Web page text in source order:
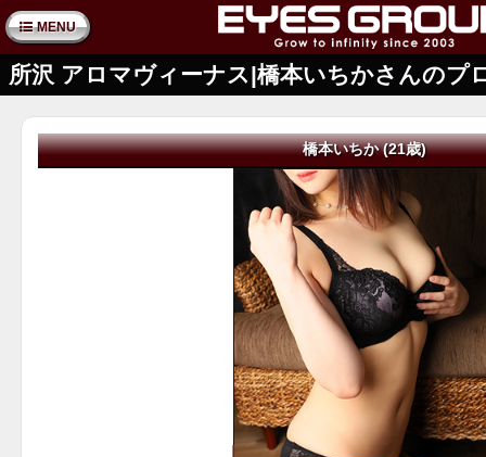
MENU
所沢 アロマヴィーナス|橋本いちかさんのプ
橋本いちか (21歳)